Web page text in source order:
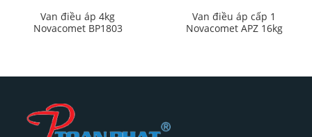
Van điều áp 4kg
Novacomet BP1803
Van điều áp cấp 1
Novacomet APZ 16kg